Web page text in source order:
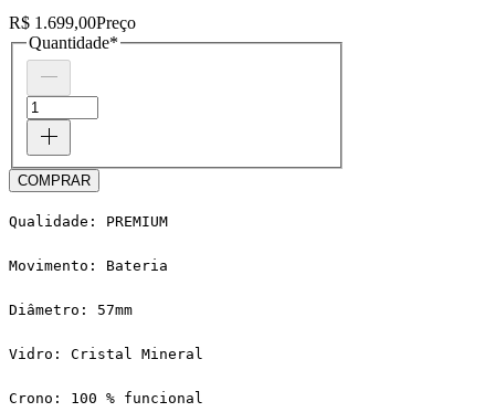
R$ 1.699,00Preço
Quantidade*
COMPRAR
Qualidade: PREMIUM
Movimento: Bateria
Diâmetro: 57mm
Vidro: Cristal Mineral
Crono: 100 % funcional